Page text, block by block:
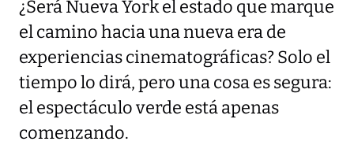
¿Será Nueva York el estado que marque
el camino hacia una nueva era de
experiencias cinematográficas? Solo el
tiempo lo dirá, pero una cosa es segura:
el espectáculo verde está apenas
comenzando.